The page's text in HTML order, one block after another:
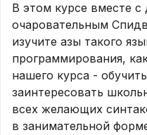
В этом курсе вместе
очаровательным
изучите азы такого
программирования,
нашего курса -
заинтересовать
всех желающих
в занимательной